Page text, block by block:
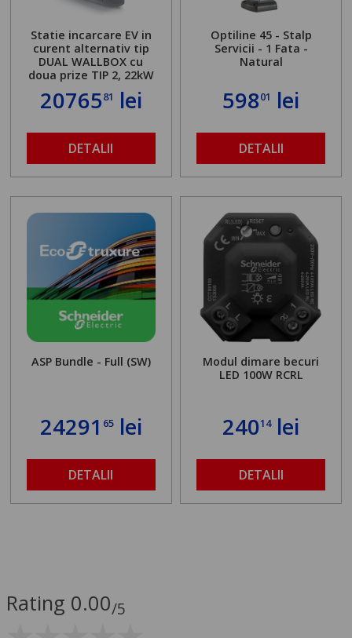
Statie incarcare EV in
curent alternativ tip
DUAL WALLBOX cu
doua prize TIP 2, 22kW
2076581 lei
DETALII
Optiline 45 - Stalp
Servicii - 1 Fata -
Natural
59801 lei
DETALII
ASP Bundle - Full (SW)
24291 65lei
DETALII
Modul dimare becuri
LED 100W RCRL
24014lei
DETALII
Rating 0.00/5